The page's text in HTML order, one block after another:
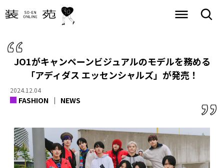
JO1がキャンペーンビジュアルのモデルを務める
「アディダス エッセンシャルズ」が発売！
2024.12.04
FASHION NEWS